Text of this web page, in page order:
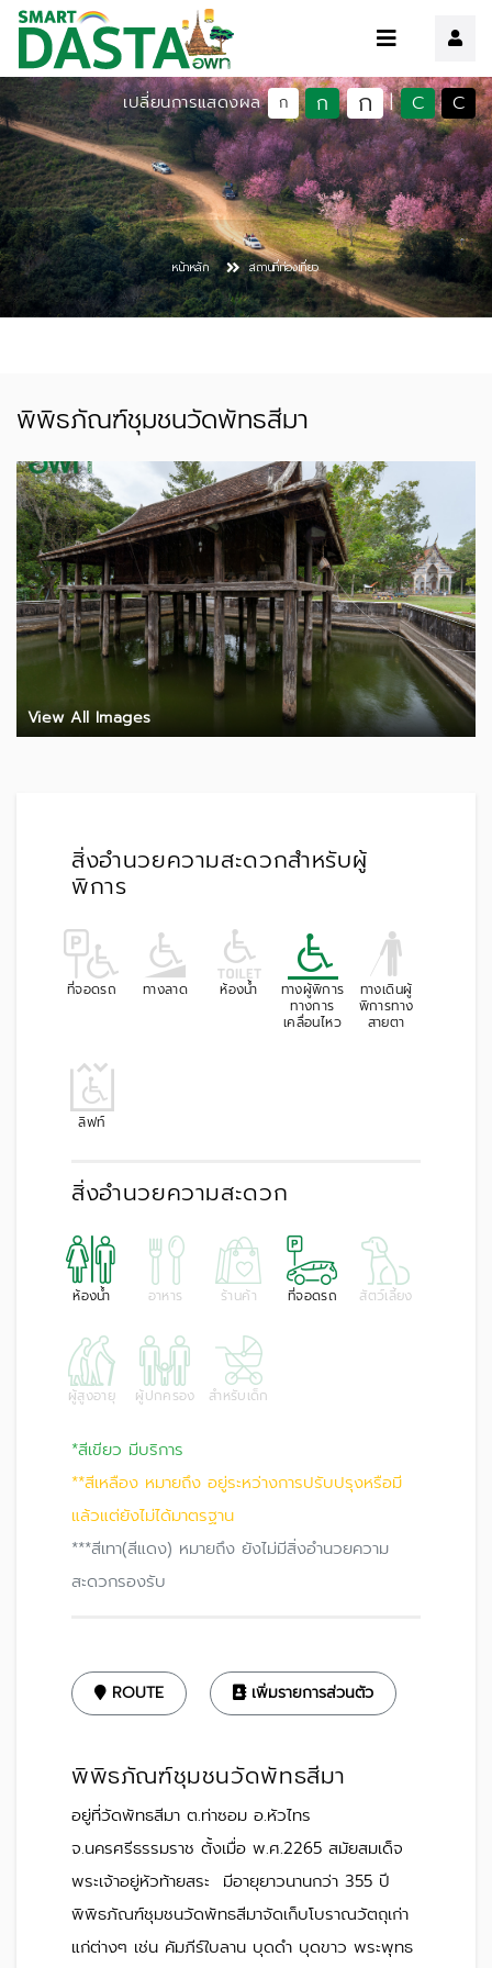
เปลี่ยนการแสดงผล ก ก ก | C C
หน้าหลัก สถานที่ท่องเที่ยว
พิพิธภัณฑ์ชุมชนวัดพัทธสีมา
View All Images
สิ่งอำนวยความสะดวกสำหรับผู้
พิการ
ที่จอดรถ ทางลาด ห้องน้ำ
ทางผู้พิการ
ทางการ
เคลื่อนไหว
ทางเดินผู้
พิการทาง
สายตา
ลิฟท์
สิ่งอำนวยความสะดวก
ห้องน้ำ อาหาร ร้านค้า ที่จอดรถ สัตว์เลี้ยง
ผู้สูงอายุ ผู้ปกครอง สำหรับเด็ก
*สีเขียว มีบริการ
**สีเหลือง หมายถึง อยู่ระหว่างการปรับปรุงหรือมี
แล้วแต่ยังไม่ได้มาตรฐาน
***สีเทา(สีแดง) หมายถึง ยังไม่มีสิ่งอำนวยความ
สะดวกรองรับ
ROUTE เพิ่มรายการส่วนตัว
พิพิธภัณฑ์ชุมชนวัดพัทธสีมา
อยู่ที่วัดพัทธสีมา ต.ท่าซอม อ.หัวไทร
จ.นครศรีธรรมราช ตั้งเมื่อ พ.ศ.2265 สมัยสมเด็จ
พระเจ้าอยู่หัวท้ายสระ มีอายุยาวนานกว่า 355 ปี
พิพิธภัณฑ์ชุมชนวัดพัทธสีมาจัดเก็บโบราณวัตถุเก่า
แก่ต่างๆ เช่น คัมภีร์ใบลาน บุดดำ บุดขาว พระพุทธ